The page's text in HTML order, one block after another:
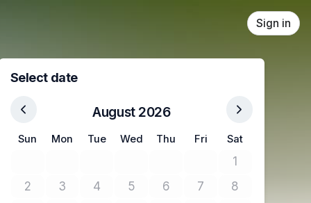
Sign in
Select date
August 2026
Sun Mon Tue Wed Thu Fri Sat
1No tickets
2No tickets available
3No tickets available
4No tickets available
5No tickets available
6No tickets available
7No tickets available
8No tickets